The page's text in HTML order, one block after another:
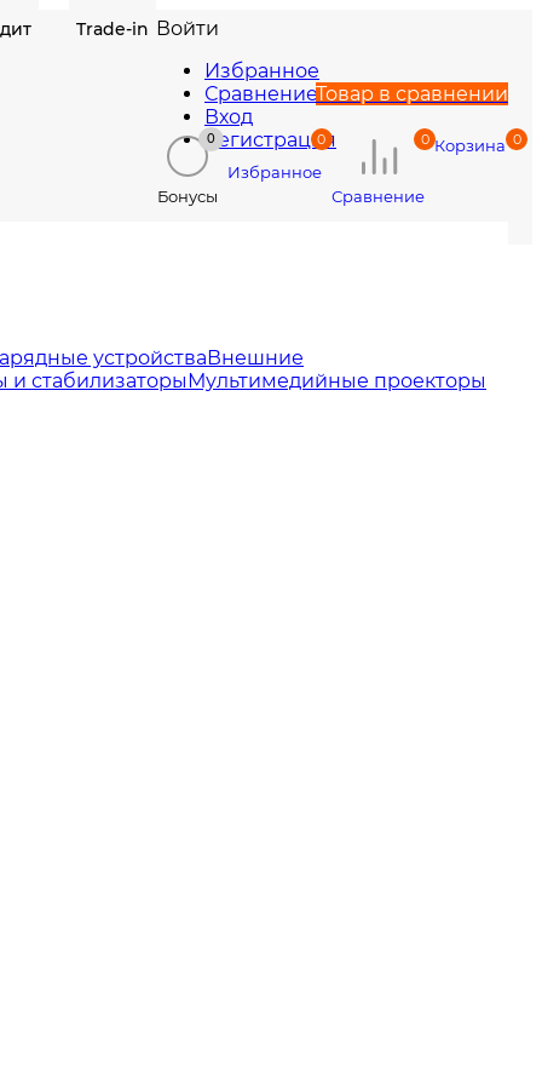
Trade-in Войти
Избранное
СравнениеТовар в сравнении
Вход
Регистрация
0
Бонусы
0
Избранное
0
Сравнение
0
Корзина
устройстваВнешние
стабилизаторыМультимедийные проекторы